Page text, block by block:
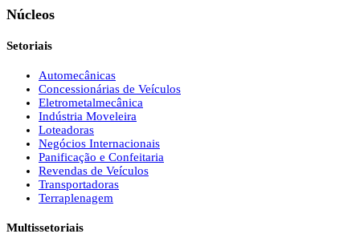
Núcleos
Setoriais
Automecânicas
Concessionárias de Veículos
Eletrometalmecânica
Indústria Moveleira
Loteadoras
Negócios Internacionais
Panificação e Confeitaria
Revendas de Veículos
Transportadoras
Terraplenagem
Multissetoriais